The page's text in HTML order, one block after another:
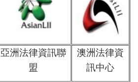
亞洲法律資訊聯
盟
澳洲法律資
訊中心